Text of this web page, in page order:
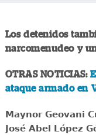
Los detenidos
narcomenudeo y
OTRAS NOTICIAS:
ataque armado en
Maynor Geovani
José Abel López